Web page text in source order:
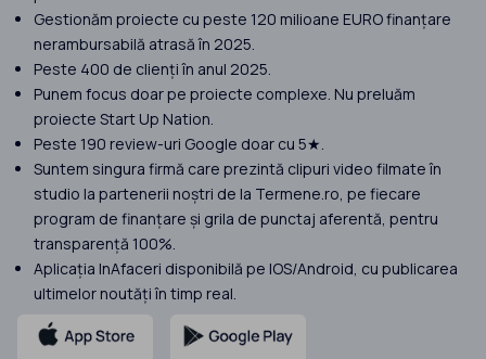
Gestionăm proiecte cu peste 120 milioane EURO finanțare
nerambursabilă atrasă în 2025.
Peste 400 de clienți în anul 2025.
Punem focus doar pe proiecte complexe. Nu preluăm
proiecte Start Up Nation.
Peste 190 review-uri Google doar cu 5★.
Suntem singura firmă care prezintă clipuri video filmate în
studio la partenerii noștri de la Termene.ro, pe fiecare
program de finanțare și grila de punctaj aferentă, pentru
transparență 100%.
Aplicația InAfaceri disponibilă pe IOS/Android, cu publicarea
ultimelor noutăți în timp real.